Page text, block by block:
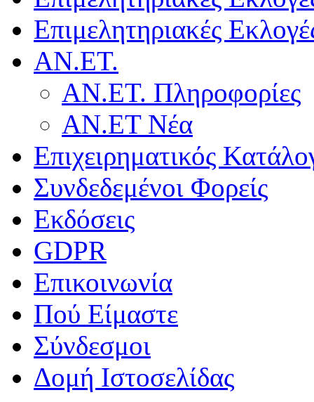
Επιμελητηριακές
ΑΝ.ΕΤ.
ΑΝ.ΕΤ. Πληροφορίες
ΑΝ.ΕΤ Νέα
Επιχειρηματικός
Συνδεδεμένοι Φορείς
Εκδόσεις
GDPR
Επικοινωνία
Πού Είμαστε
Σύνδεσμοι
Δομή Ιστοσελίδας